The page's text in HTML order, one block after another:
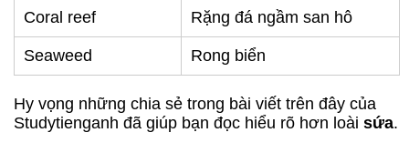
Coral reef Rặng đá ngầm san hô
Seaweed Rong biển
Hy vọng những chia sẻ trong bài viết trên đây của
Studytienganh đã giúp bạn đọc hiểu rõ hơn loài sứa.